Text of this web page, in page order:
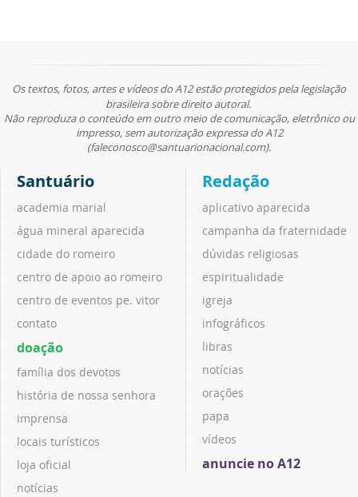
Os textos, fotos, artes e vídeos do A12 estão protegidos pela legislação
brasileira sobre direito autoral.
Não reproduza o conteúdo em outro meio de comunicação, eletrônico ou
impresso, sem autorização expressa do A12
(faleconosco@santuarionacional.com).
Santuário
academia marial
água mineral aparecida
cidade do romeiro
centro de apoio ao romeiro
centro de eventos pe. vitor
contato
doação
família dos devotos
história de nossa senhora
imprensa
locais turísticos
loja oficial
notícias
Redação
aplicativo aparecida
campanha da fraternidade
dúvidas religiosas
espiritualidade
igreja
infográficos
libras
notícias
orações
papa
vídeos
anuncie no A12